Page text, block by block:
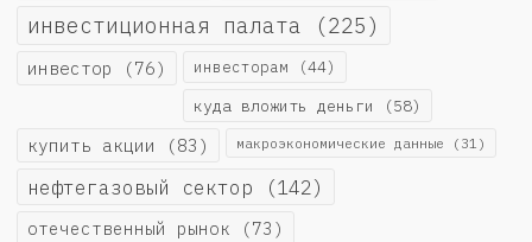
инвестиционная палата (225)
инвестор (76) инвесторам (44)
куда вложить деньги (58)
купить акции (83) макроэкономические данные (31)
нефтегазовый сектор (142)
отечественный рынок (73)